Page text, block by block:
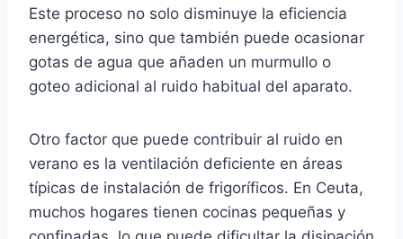
Este proceso no solo disminuye la eficiencia
energética, sino que también puede ocasionar
gotas de agua que añaden un murmullo o
goteo adicional al ruido habitual del aparato.
Otro factor que puede contribuir al ruido en
verano es la ventilación deficiente en áreas
típicas de instalación de frigoríficos. En Ceuta,
muchos hogares tienen cocinas pequeñas y